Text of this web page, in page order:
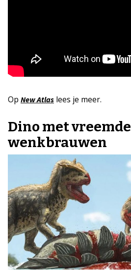
Op New Atlas lees je meer.
Dino met vreemde
wenkbrauwen